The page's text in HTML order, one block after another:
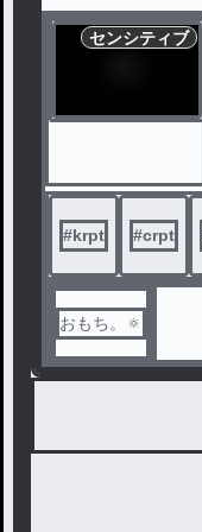
センシティブ
#krpt #crpt
おもち。🔅